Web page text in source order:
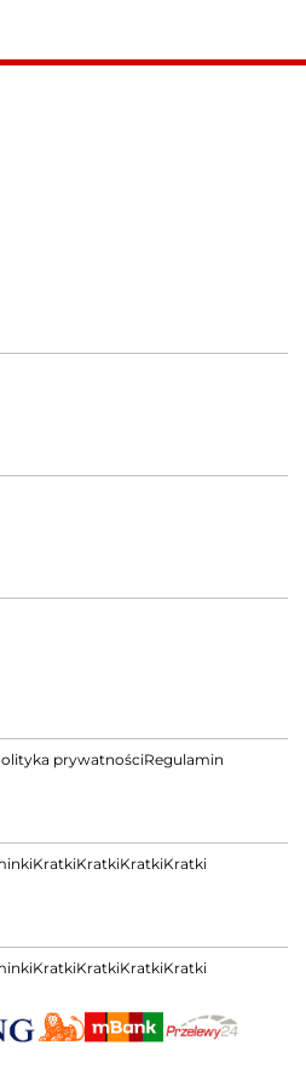
prywatnościRegulamin
KratkiKratkiKratkiKratki
KratkiKratkiKratkiKratki